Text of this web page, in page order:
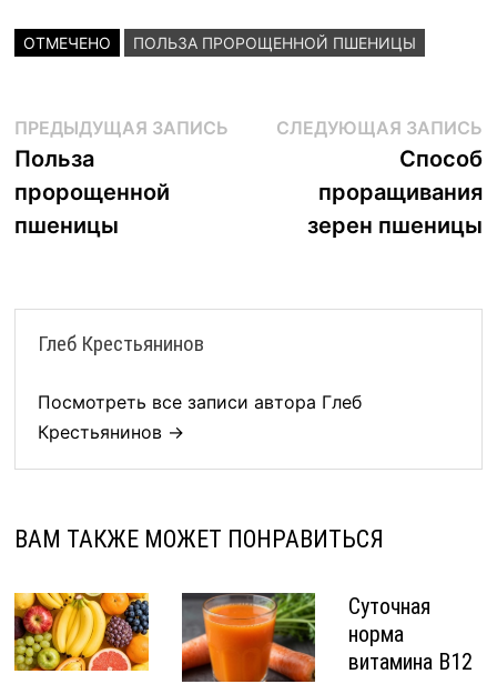
ОТМЕЧЕНО ПОЛЬЗА ПРОРОЩЕННОЙ ПШЕНИЦЫ
Навигация
по
записям
ПРЕДЫДУЩАЯ ЗАПИСЬПредыдущая
Польза
пророщенной
пшеницы
СЛЕДУЮЩАЯ ЗАПИСЬ
Способ
проращивания
зерен пшеницы
Глеб Крестьянинов
Посмотреть все записи автора Глеб
Крестьянинов →
ВАМ ТАКЖЕ МОЖЕТ ПОНРАВИТЬСЯ
Суточная
норма
витамина В12